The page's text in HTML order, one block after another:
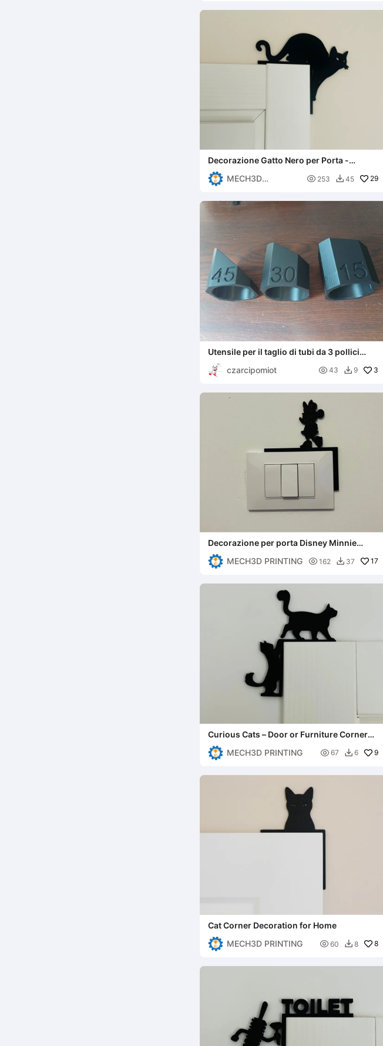
Decorazione Gatto Nero per Porta -
Ornamento per Cornice
MECH3D
 253  45 29
Utensile per il taglio di tubi da 3 pollici
(angoli 15, 30, 45)
czarcipomiot
 43  9 3
Decorazione per porta Disney Minnie
Mouse
MECH3D PRINTING
 162  37 17
Curious Cats – Door or Furniture Corner
Decoration
MECH3D PRINTING
 67  6 9
Cat Corner Decoration for Home
MECH3D PRINTING
 60  8 8